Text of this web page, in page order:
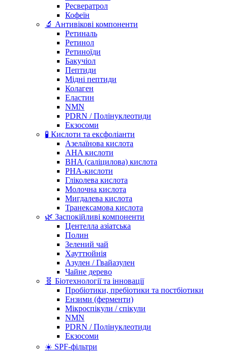
Ресвератрол
Кофеїн
🔬 Антивікові компоненти
Ретиналь
Ретинол
Ретиноїди
Бакучіол
Пептиди
Мідні пептиди
Колаген
Еластин
NMN
PDRN / Полінуклеотиди
Екзосоми
🧪 Кислоти та ексфоліанти
Азелаїнова кислота
AHA кислоти
BHA (саліцилова) кислота
PHA-кислоти
Гліколева кислота
Молочна кислота
Мигдалева кислота
Транексамова кислота
🌿 Заспокійливі компоненти
Центелла азіатська
Полин
Зелений чай
Хауттюйнія
Азулен / Гвайазулен
Чайне дерево
🧬 Біотехнології та інновації
Пробіотики, пребіотики та постбіотики
Ензими (ферменти)
Мікроспікули / спікули
NMN
PDRN / Полінуклеотиди
Екзосоми
☀️ SPF-фільтри